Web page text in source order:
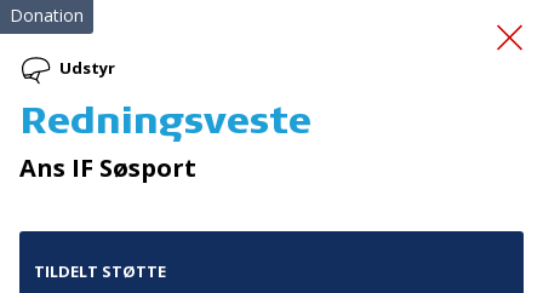
Fremtidens krisecenter
Donation
Udstyr
Redningsveste
Ans IF Søsport
TILDELT STØTTE